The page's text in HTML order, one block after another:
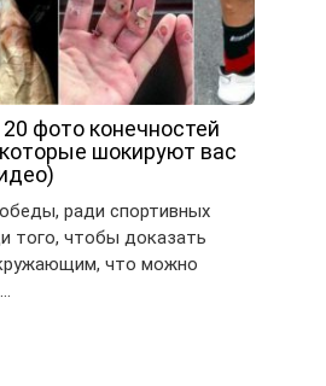
фото конечностей
шокируют вас
ради спортивных
того, чтобы доказать
что можно